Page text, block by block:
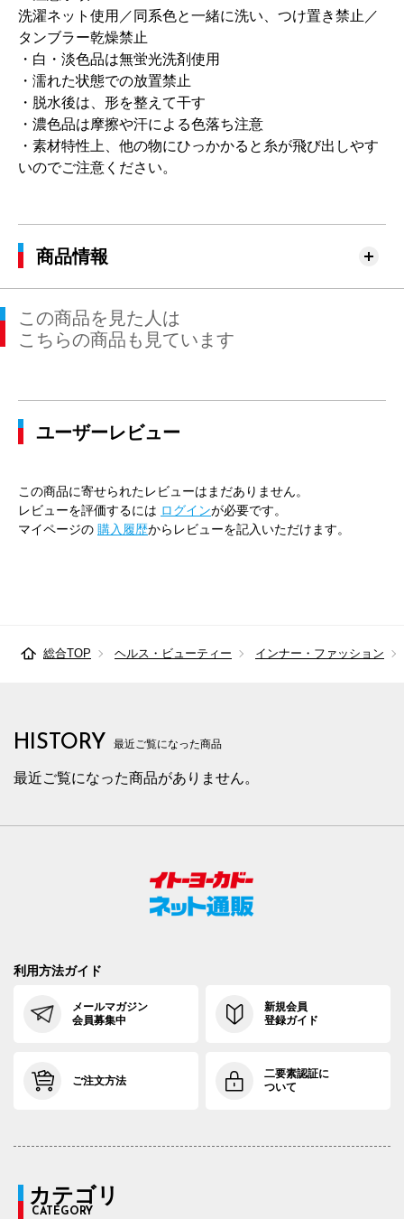
洗濯ネット使用／同系色と一緒に洗い、つけ置き禁止／
タンブラー乾燥禁止
・白・淡色品は無蛍光洗剤使用
・濡れた状態での放置禁止
・脱水後は、形を整えて干す
・濃色品は摩擦や汗による色落ち注意
・素材特性上、他の物にひっかかると糸が飛び出しやす
いのでご注意ください。
商品情報
この商品を見た人は
こちらの商品も見ています
ユーザーレビュー
この商品に寄せられたレビューはまだありません。
レビューを評価するには ログインが必要です。
マイページの 購入履歴からレビューを記入いただけます。
総合TOP ヘルス・ビューティー インナー・ファッション
HISTORY 最近ご覧になった商品
最近ご覧になった商品がありません。
利用方法ガイド
メールマガジン
会員募集中
新規会員
登録ガイド
ご注文方法
二要素認証に
ついて
カテゴリ
CATEGORY